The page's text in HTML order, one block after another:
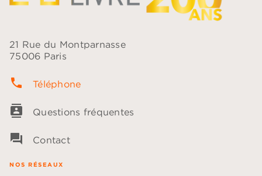
21 Rue du Montparnasse
75006 Paris
phone Téléphone
contacts Questions fréquentes
question_answer Contact
NOS RÉSEAUX